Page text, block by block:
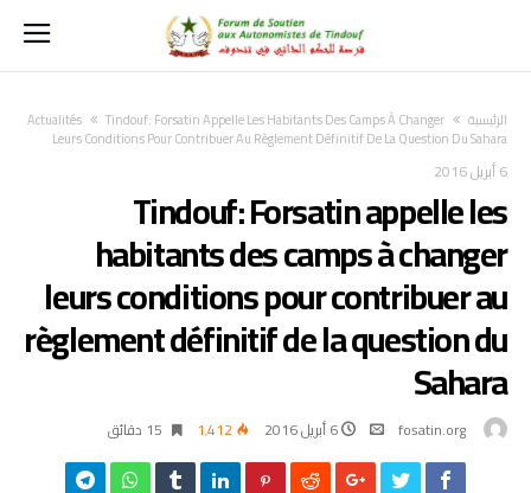
‫الرئيسية‬ Actualités
Tindouf: Forsatin Appelle Les Habitants Des Camps À Changer
Leurs Conditions Pour Contribuer Au Règlement Définitif De La Question Du Sahara
6 أبريل 2016
Tindouf: Forsatin appelle les
habitants des camps à changer
leurs conditions pour contribuer au
règlement définitif de la question du
Sahara
fosatin.org 6 أبريل 2016 1٬412 15 ‫دقائق‬